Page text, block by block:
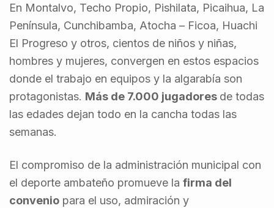
En Montalvo, Techo Propio, Pishilata, Picaihua, La
Península, Cunchibamba, Atocha – Ficoa, Huachi
El Progreso y otros, cientos de niños y niñas,
hombres y mujeres, convergen en estos espacios
donde el trabajo en equipos y la algarabía son
protagonistas. Más de 7.000 jugadores de todas
las edades dejan todo en la cancha todas las
semanas.
El compromiso de la administración municipal con
el deporte ambateño promueve la firma del
convenio para el uso, admiración y